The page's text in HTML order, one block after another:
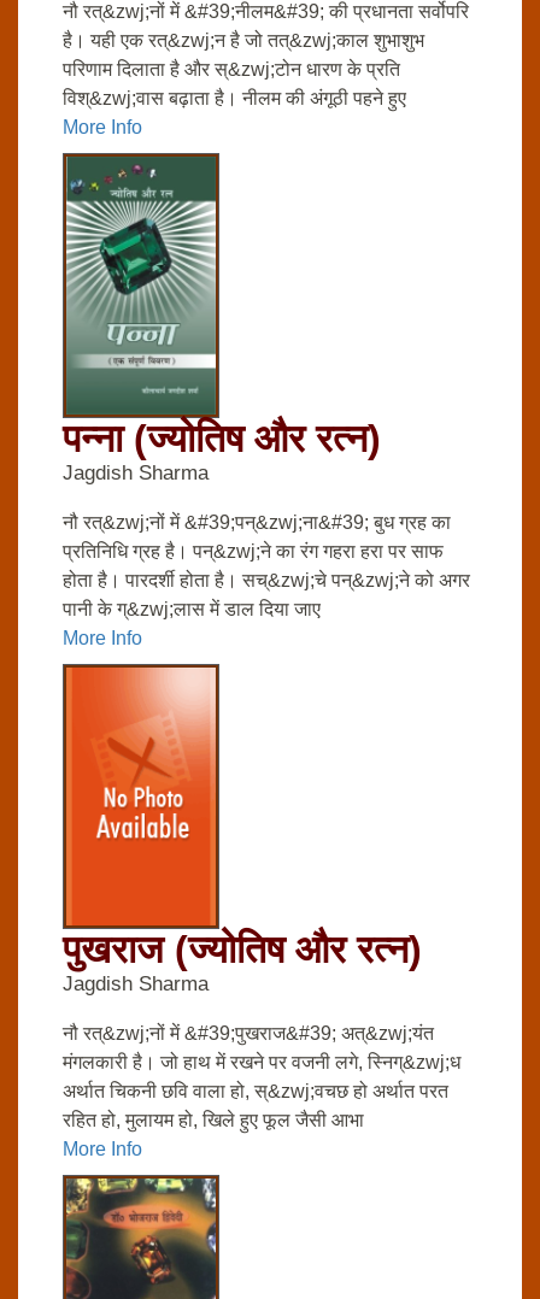
नौ रत्&zwj;नों में &#39;नीलम&#39; की प्रधानता सर्वोपरि
है। यही एक रत्&zwj;न है जो तत्&zwj;काल शुभाशुभ
परिणाम दिलाता है और स्&zwj;टोन धारण के प्रति
विश्&zwj;वास बढ़ाता है। नीलम की अंगूठी पहने हुए
More Info
पन्‍ना (ज्‍योतिष और रत्‍न)
Jagdish Sharma
नौ रत्&zwj;नों में &#39;पन्&zwj;ना&#39; बुध ग्रह का
प्रतिनिधि ग्रह है। पन्&zwj;ने का रंग गहरा हरा पर साफ
होता है। पारदर्शी होता है। सच्&zwj;चे पन्&zwj;ने को अगर
पानी के ग्&zwj;लास में डाल दिया जाए
More Info
पुखराज (ज्‍योतिष और रत्‍न)
Jagdish Sharma
नौ रत्&zwj;नों में &#39;पुखराज&#39; अत्&zwj;यंत
मंगलकारी है। जो हाथ में रखने पर वजनी लगे, स्निग्&zwj;ध
अर्थात चिकनी छवि वाला हो, स्&zwj;वचछ हो अर्थात परत
रहित हो, मुलायम हो, खिले हुए फूल जैसी आभा
More Info